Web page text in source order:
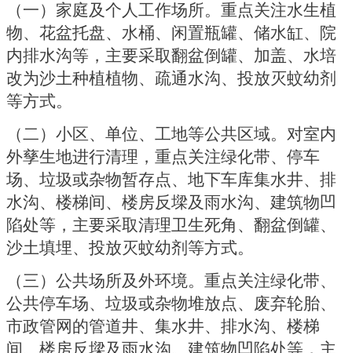
（一）家庭及个人工作场所。重点关注水生植
物、花盆托盘、水桶、闲置瓶罐、储水缸、院
内排水沟等，主要采取翻盆倒罐、加盖、水培
改为沙土种植植物、疏通水沟、投放灭蚊幼剂
等方式。
（二）小区、单位、工地等公共区域。对室内
外孳生地进行清理，重点关注绿化带、停车
场、垃圾或杂物暂存点、地下车库集水井、排
水沟、楼梯间、楼房反墚及雨水沟、建筑物凹
陷处等，主要采取清理卫生死角、翻盆倒罐、
沙土填埋、投放灭蚊幼剂等方式。
（三）公共场所及外环境。重点关注绿化带、
公共停车场、垃圾或杂物堆放点、废弃轮胎、
市政管网的管道井、集水井、排水沟、楼梯
间、楼房反墚及雨水沟、建筑物凹陷处等，主